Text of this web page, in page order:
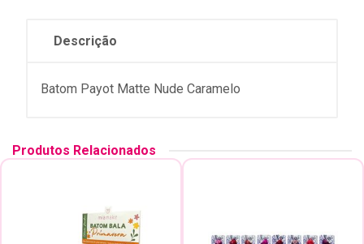
Descrição
Batom Payot Matte Nude Caramelo
Produtos Relacionados